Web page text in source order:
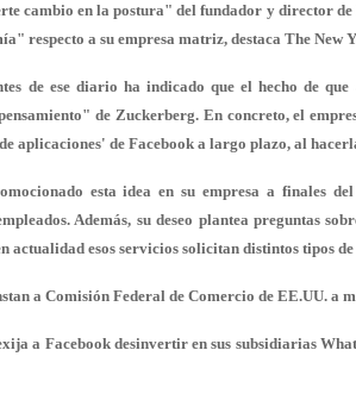
cambio en la postura" del fundador y director
respecto a su empresa matriz, destaca The New
de ese diario ha indicado que el hecho de
de Zuckerberg. En concreto, el
aplicaciones' de Facebook a largo plazo, al
esta idea en su empresa a finales
Además, su deseo plantea preguntas
actualidad esos servicios solicitan distintos tipos
a Comisión Federal de Comercio de EE.UU. a
a Facebook desinvertir en sus subsidiarias